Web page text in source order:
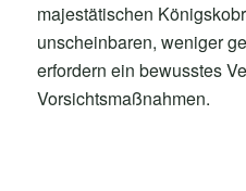
majestätischen
unscheinbaren, weniger
erfordern ein bewusstes
Vorsichtsmaßnahmen.